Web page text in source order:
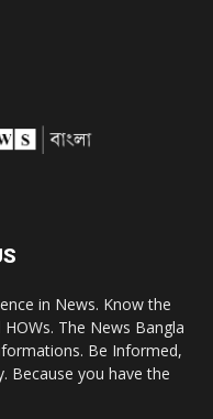
in News. Know the
HOWs. The News Bangla
Be Informed,
Because you have the